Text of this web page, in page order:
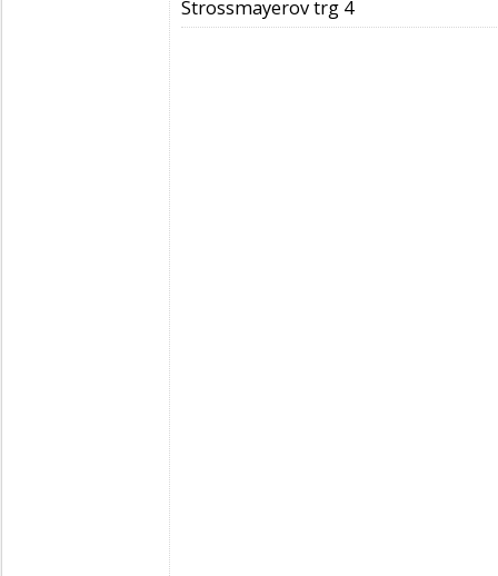
Strossmayerov trg 4